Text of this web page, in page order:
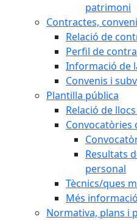
patrimoni
Contractes,
Relació de
Perfil de
Informació de
Convenis i
Plantilla pública
Relació de
Convocatòries
Resultats
personal
Tècnics/ques
Més
Normativa, plans i